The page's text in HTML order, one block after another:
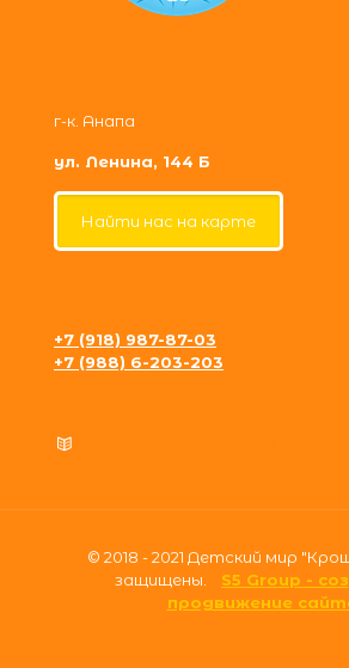
г-к. Анапа
ул. Ленина, 144 Б
Найти нас на карте
+7 (918) 987-87-03
+7 (988) 6-203-203
© 2018 - 2021 Детский мир
защищены. S5 Group -
продвижение